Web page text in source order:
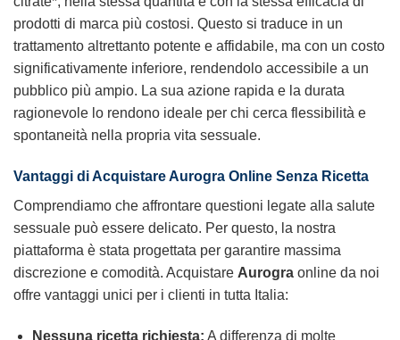
prodotti di marca più costosi. Questo si traduce in un
trattamento altrettanto potente e affidabile, ma con un costo
significativamente inferiore, rendendolo accessibile a un
pubblico più ampio. La sua azione rapida e la durata
ragionevole lo rendono ideale per chi cerca flessibilità e
spontaneità nella propria vita sessuale.
Vantaggi di Acquistare Aurogra Online Senza Ricetta
Comprendiamo che affrontare questioni legate alla salute
sessuale può essere delicato. Per questo, la nostra
piattaforma è stata progettata per garantire massima
discrezione e comodità. Acquistare Aurogra online da noi
offre vantaggi unici per i clienti in tutta Italia:
Nessuna ricetta richiesta: A differenza di molte